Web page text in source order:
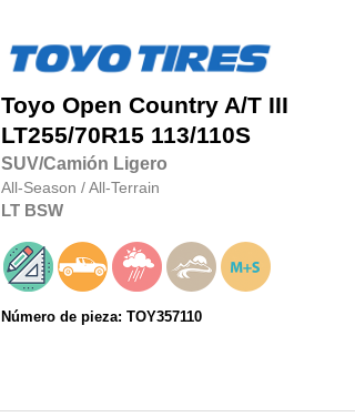
Toyo Open Country A/T III
LT255/70R15 113/110S
SUV/Camión Ligero
All-Season /All-Terrain
LT BSW
Número de pieza: TOY357110